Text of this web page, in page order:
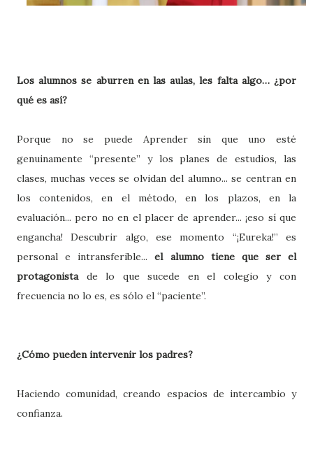
Los alumnos se aburren en las aulas, les falta algo… ¿por
qué es así?
Porque no se puede Aprender sin que uno esté
genuinamente “presente” y los planes de estudios, las
clases, muchas veces se olvidan del alumno... se centran en
los contenidos, en el método, en los plazos, en la
evaluación... pero no en el placer de aprender... ¡eso sí que
engancha! Descubrir algo, ese momento “¡Eureka!” es
personal e intransferible...el alumno tiene que ser el
protagonistade lo que sucede en el colegio y con
frecuencia no lo es, es sólo el “paciente”.
¿Cómo pueden intervenir los padres?
Haciendo comunidad, creando espacios de intercambio y
confianza.